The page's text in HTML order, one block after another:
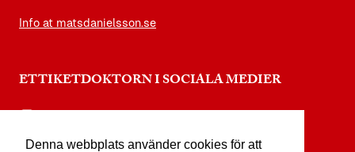
Denna webbplats använder cookies för att
Info at matsdanielsson.se
ETTIKETDOKTORN I SOCIALA MEDIER
facebook.com/etikettdoktorn